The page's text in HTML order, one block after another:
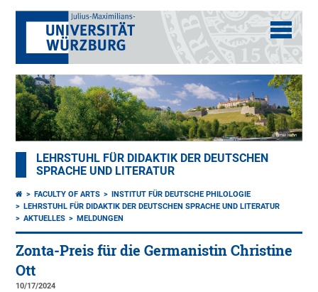
LEHRSTUHL FÜR DIDAKTIK DER DEUTSCHEN
SPRACHE UND LITERATUR
FACULTY OF ARTS
INSTITUT FÜR DEUTSCHE PHILOLOGIE
LEHRSTUHL FÜR DIDAKTIK DER DEUTSCHEN SPRACHE UND LITERATUR
AKTUELLES
MELDUNGEN
Zonta-Preis für die Germanistin Christine
Ott
10/17/2024